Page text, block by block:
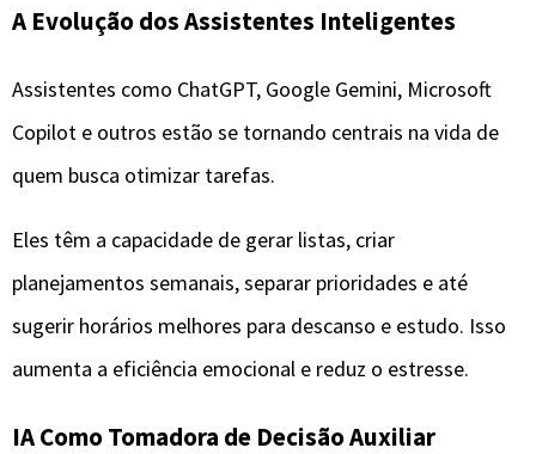
A Evolução dos Assistentes Inteligentes
Assistentes como ChatGPT, Google Gemini, Microsoft
Copilot e outros estão se tornando centrais na vida de
quem busca otimizar tarefas.
Eles têm a capacidade de gerar listas, criar
planejamentos semanais, separar prioridades e até
sugerir horários melhores para descanso e estudo. Isso
aumenta a eficiência emocional e reduz o estresse.
IA Como Tomadora de Decisão Auxiliar